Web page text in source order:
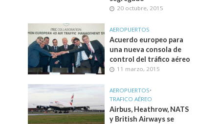
20 octubre, 2015
AEROPUERTOS
Acuerdo europeo para
una nueva consola de
control del tráfico aéreo
11 marzo, 2015
AEROPUERTOS•
TRAFICO AÉREO
Airbus, Heathrow, NATS
y British Airways se